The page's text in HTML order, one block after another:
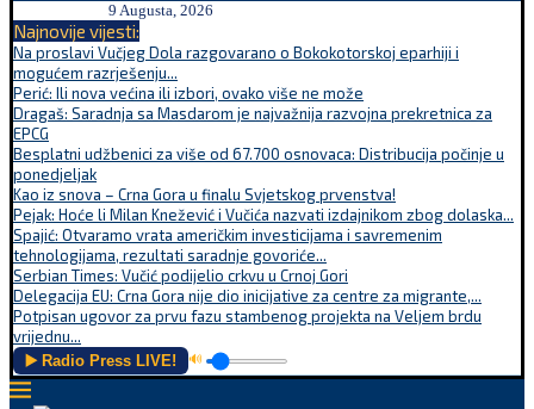
9 Augusta, 2026
Najnovije vijesti:
Na proslavi Vučjeg Dola razgovarano o Bokokotorskoj eparhiji i
mogućem razrješenju...
Perić: Ili nova većina ili izbori, ovako više ne može
Dragaš: Saradnja sa Masdarom je najvažnija razvojna prekretnica za
EPCG
Besplatni udžbenici za više od 67.700 osnovaca: Distribucija počinje u
ponedjeljak
Kao iz snova – Crna Gora u finalu Svjetskog prvenstva!
Pejak: Hoće li Milan Knežević i Vučića nazvati izdajnikom zbog dolaska...
Spajić: Otvaramo vrata američkim investicijama i savremenim
tehnologijama, rezultati saradnje govoriće...
Serbian Times: Vučić podijelio crkvu u Crnoj Gori
Delegacija EU: Crna Gora nije dio inicijative za centre za migrante,...
Potpisan ugovor za prvu fazu stambenog projekta na Veljem brdu
vrijednu...
▶️ Radio Press LIVE! 🔊